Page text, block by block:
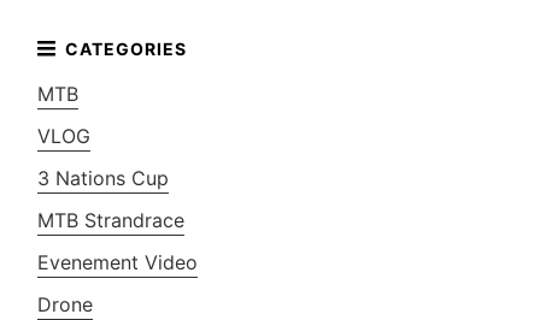
MTB
VLOG
3 Nations Cup
MTB Strandrace
Evenement Video
Drone